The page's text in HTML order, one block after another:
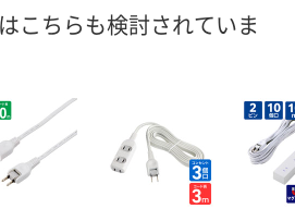
数量
カゴへ カ
こちらも検討されていま